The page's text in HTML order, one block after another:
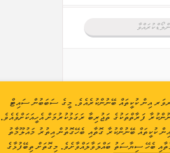
އިން ކުކީތައް ބޭނުންކުރެއެވެ. މީގެ ސަބަބުން ސައިޓް
ފަރާތްތަކުގެ ތަޖުރިބާ ރަގަޅުކުރުމަށް އެހީއަކަށްވެއެވެ.
ކުކީތައް ބޭނުންކުރާ ގޮތާއި ބެހޭގޮތުން އިތުރު މައުލޫމާތު
ބެހޭ ސިޔާސަތު ބައްލަވާލައްވާށެވެ. މިގޮތަށް ތިބޭފުޅާގެ